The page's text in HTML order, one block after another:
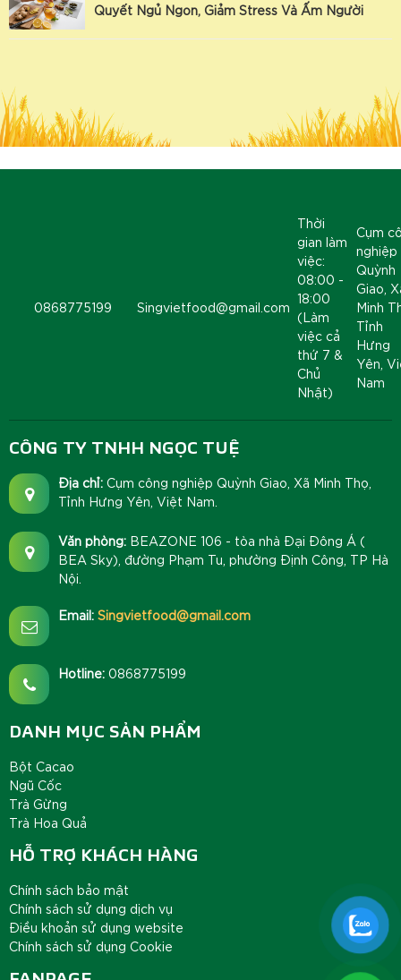
Quyết Ngủ Ngon, Giảm Stress Và Ấm Người
0868775199 Singvietfood@gmail.com
Thời
gian làm
việc:
08:00 -
18:00
(Làm
việc cả
thứ 7 &
Chủ
Nhật)
Cụm
nghiệp
Quỳnh
Giao,
Minh
Tỉnh
Hưng
Yên,
Nam
CÔNG TY TNHH NGỌC TUỆ
Địa chỉ: Cụm công nghiệp Quỳnh Giao, Xã Minh Thọ,
Tỉnh Hưng Yên, Việt Nam.
Văn phòng: BEAZONE 106 - tòa nhà Đại Đông Á (
BEA Sky), đường Phạm Tu, phường Định Công, TP Hà
Nội.
Email: Singvietfood@gmail.com
Hotline: 0868775199
DANH MỤC SẢN PHẨM
Bột Cacao
Ngũ Cốc
Trà Gừng
Trà Hoa Quả
HỖ TRỢ KHÁCH HÀNG
Chính sách bảo mật
Chính sách sử dụng dịch vụ
Điều khoản sử dụng website
Chính sách sử dụng Cookie